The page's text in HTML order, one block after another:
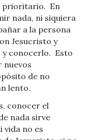
prioritario. En
nada, ni siquiera
a la persona
Jesucristo y
y conocerlo. Esto
nuevos
de no
lento.
conocer el
nada sirve
no es